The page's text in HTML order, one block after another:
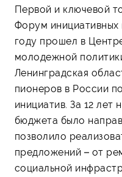
Первой и ключевой
Форум
году прошел в
молодежной
Ленинградская
пионеров в России
инициатив. За 12 лет
бюджета было
позволило
предложений – от
социальной